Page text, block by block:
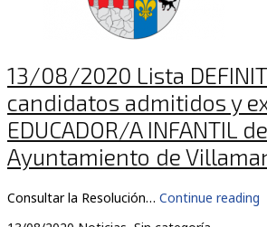
13/08/2020 Lista
candidatos admitidos y
EDUCADOR/A INFANTIL
Ayuntamiento de
Consultar la Resolución… Continue reading